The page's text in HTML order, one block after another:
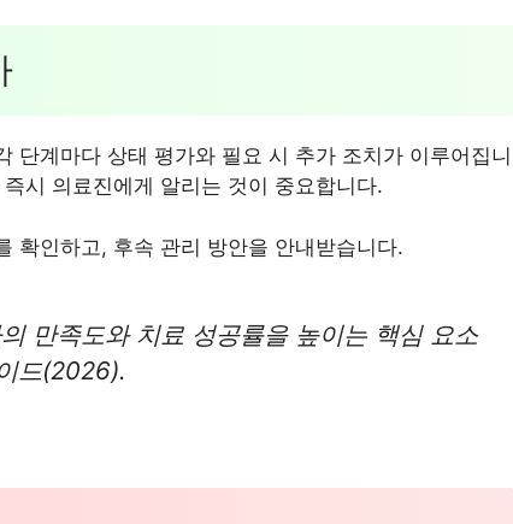
단계마다 상태 평가와 필요 시 추가 조치가 이루어집니
시 의료진에게 알리는 것이 중요합니다.
확인하고, 후속 관리 방안을 안내받습니다.
만족도와 치료 성공률을 높이는 핵심 요소
드(2026).